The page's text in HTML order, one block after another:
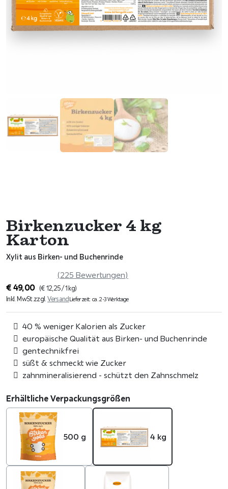
Birkenzucker 4 kg
Karton
Xylit aus Birken- und Buchenrinde
(225 Bewertungen)
€ 49,00 (€ 12,25/ 1 kg)
Inkl. MwSt.zzgl.Versand Lieferzeit: ca. 2-3 Werktage
40 % weniger Kalorien als Zucker
europäische Qualität aus Birken- und Buchenrinde
gentechnikfrei
süßt & schmeckt wie Zucker
zahnmineralisierend - schützt den Zahnschmelz
Erhältliche Verpackungsgrößen
500 g 4 kg